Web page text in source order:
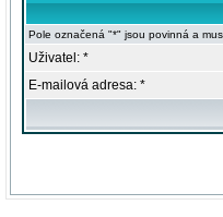
Pole označená "*" jsou povinná a
Uživatel: *
E-mailová adresa: *